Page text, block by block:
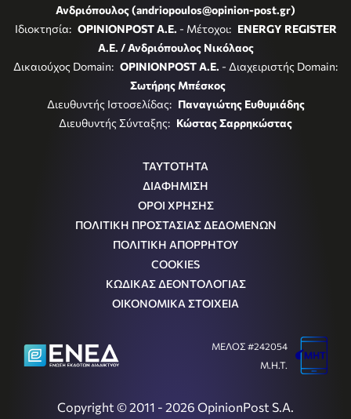
Ανδριόπουλος (andriopoulos@opinion-post.gr)
Ιδιοκτησία: OPINIONPOST A.E. - Μέτοχοι: ENERGY REGISTER
Α.Ε. / Ανδριόπουλος Νικόλαος
Δικαιούχος Domain: OPINIONPOST A.E. - Διαχειριστής Domain:
Σωτήρης Μπέσκος
Διευθυντής Ιστοσελίδας: Παναγιώτης Ευθυμιάδης
Διευθυντής Σύνταξης: Κώστας Σαρρηκώστας
ΤΑΥΤΟΤΗΤΑ
ΔΙΑΦΗΜΙΣΗ
ΟΡΟΙ ΧΡΗΣΗΣ
ΠΟΛΙΤΙΚΗ ΠΡΟΣΤΑΣΙΑΣ ΔΕΔΟΜΕΝΩΝ
ΠΟΛΙΤΙΚΗ ΑΠΟΡΡΗΤΟΥ
COOKIES
ΚΩΔΙΚΑΣ ΔΕΟΝΤΟΛΟΓΙΑΣ
ΟΙΚΟΝΟΜΙΚΑ ΣΤΟΙΧΕΙΑ
Copyright © 2011 - 2026 OpinionPost S.A.
ΜΕΛΟΣ #242054
Μ.Η.Τ.